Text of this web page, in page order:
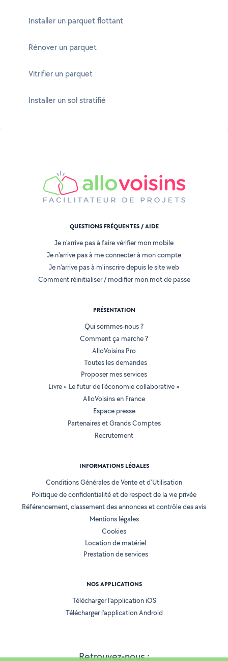
Installer un parquet flottant
Rénover un parquet
Vitrifier un parquet
Installer un sol stratifié
Retrouvez-nous :
QUESTIONS FRÉQUENTES / AIDE
Je n'arrive pas à faire vérifier mon mobile
Je n'arrive pas à me connecter à mon compte
Je n'arrive pas à m'inscrire depuis le site web
Comment réinitialiser / modifier mon mot de passe
PRÉSENTATION
Qui sommes-nous ?
Comment ça marche ?
AlloVoisins Pro
Toutes les demandes
Proposer mes services
Livre « Le futur de l'économie collaborative »
AlloVoisins en France
Espace presse
Partenaires et Grands Comptes
Recrutement
INFORMATIONS LÉGALES
Conditions Générales de Vente et d'Utilisation
Politique de confidentialité et de respect de la vie privée
Référencement, classement des annonces et contrôle des avis
Mentions légales
Cookies
Location de matériel
Prestation de services
NOS APPLICATIONS
Télécharger l’application iOS
Télécharger l’application Android